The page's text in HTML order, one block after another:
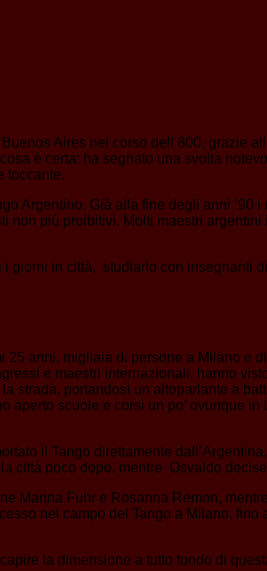
Aires nel corso dell’800, grazie
è certa: ha segnato una svolta
toccante.
Argentino. Già alla fine degli anni
non più proibitivi. Molti maestri
giorni in città, studiarlo con insegnanti
anni, migliaia di persone a Milano
e maestri internazionali, hanno
strada, portandosi un altoparlante a
aperto scuole e corsi un po’ ovunque
il Tango direttamente
città poco dopo, mentre Osvaldo
Marina Fuhr e Rosanna Remon,
nel campo del Tango a Milano,
la dimensione a tutto tondo di